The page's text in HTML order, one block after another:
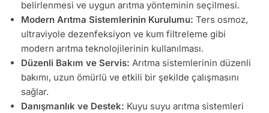
belirlenmesi ve uygun arıtma yönteminin seçilmesi.
Modern Arıtma Sistemlerinin Kurulumu: Ters osmoz,
ultraviyole dezenfeksiyon ve kum filtreleme gibi
modern arıtma teknolojilerinin kullanılması.
Düzenli Bakım ve Servis: Arıtma sistemlerinin düzenli
bakımı, uzun ömürlü ve etkili bir şekilde çalışmasını
sağlar.
Danışmanlık ve Destek: Kuyu suyu arıtma sistemleri